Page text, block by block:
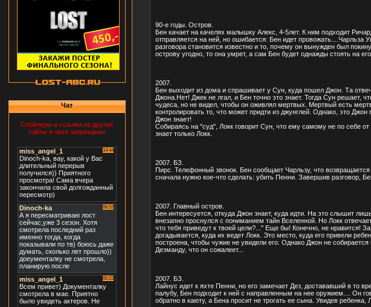
Чат
Спойлеры и ссылки на другие
сайты в чате запрещены
90-е годы. Остров.
Бен качает на качелях малышку Алекс, 4-5лет. К ним подходит
отправляется на ней, но ошибается: Бен идет
разговора становится известно и то, почему он вынужден был
острову угодно, то она умрет, а сам Бен будет однажды стоять на
2007.
Бен выходит из дома и спрашивает у Сун, куда пошел Джон. Та
Джона.Нет! Джек не лгал, и Бен точно это знает. Тогда Сун решает,
чудеса, но не видел, чтобы он оживлял мертвых. Мертвый есть
контролировать то, что может придти из джунглей. Однако, это
Джон знает!
Собираясь на "суд", Локк говорит Сун, что ему самому не по себе
знает только Локк.
2007. БЗ.
Пирс. Телефонный звонок. Бен сообщает Чарльзу, что
сначала нужно кое-что сделать: убить Пенни. Завершив разговор,
2007. Главный остров.
Бен интересуется, откуда Джон знает, куда идти. На это слышит
внезапно проснулся с пониманием тайн Вселенной. Но Локк
что тебя приведут к твоей цели?..." Еще бы! Конечно, не нравится!
догадывается, куда их ведет Локк. Это место, куда его привели
построена, чтобы чужие не увидели его. Однако Джон не
Дезманду, что он сожалеет...
2007. БЗ.
Лайнус идет к яхте Пенни, но его замечает Дез, достававший в то
палубу, Бен подходит к ней с направленным на нее оружием.... Он
обратно в каюту, а Бена просит не трогать ее сына. Увидев